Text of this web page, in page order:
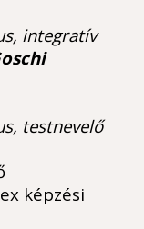
integratív
testnevelő
képzési